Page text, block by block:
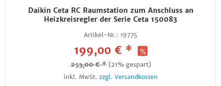
Daikin Ceta RC Raumstation zum Anschluss an
Heizkreisregler der Serie Ceta 150083
Artikel-Nr.: 19775
199,00 € *
253,00 € * (21% gespart)
inkl. MwSt. zzgl. Versandkosten